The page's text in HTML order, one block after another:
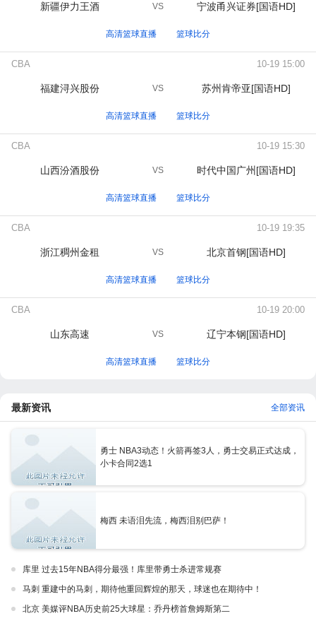
新疆伊力王酒 VS 宁波甬兴证券[国语HD]
高清篮球直播 篮球比分
CBA 10-19 15:00
福建浔兴股份 VS 苏州肯帝亚[国语HD]
高清篮球直播 篮球比分
CBA 10-19 15:30
山西汾酒股份 VS 时代中国广州[国语HD]
高清篮球直播 篮球比分
CBA 10-19 19:35
浙江稠州金租 VS 北京首钢[国语HD]
高清篮球直播 篮球比分
CBA 10-19 20:00
山东高速 VS 辽宁本钢[国语HD]
高清篮球直播 篮球比分
最新资讯 全部资讯
勇士 NBA3动态！火箭再签3人，勇士交易正式达成，
小卡合同2选1
梅西 未语泪先流，梅西泪别巴萨！
库里 过去15年NBA得分最强！库里带勇士杀进常规赛
马刺 重建中的马刺，期待他重回辉煌的那天，球迷也在期待中！
北京 美媒评NBA历史前25大球星：乔丹榜首詹姆斯第二